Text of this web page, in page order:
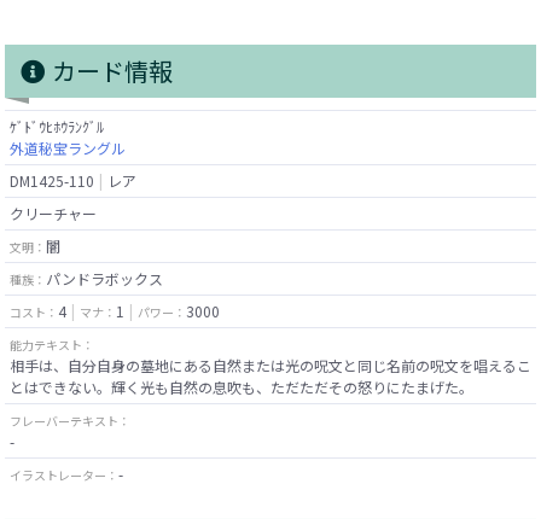
カード情報
ｹﾞﾄﾞｳﾋﾎｳﾗﾝｸﾞﾙ
外道秘宝ラングル
DM1425-110
レア
クリーチャー
文明： 闇
種族： パンドラボックス
コスト： 4 マナ： 1 パワー： 3000
能力テキスト：
相手は、自分自身の墓地にある自然または光の呪文と同じ名前の呪文を唱えるこ
とはできない。輝く光も自然の息吹も、ただただその怒りにたまげた。
フレーバーテキスト：
-
イラストレーター： -